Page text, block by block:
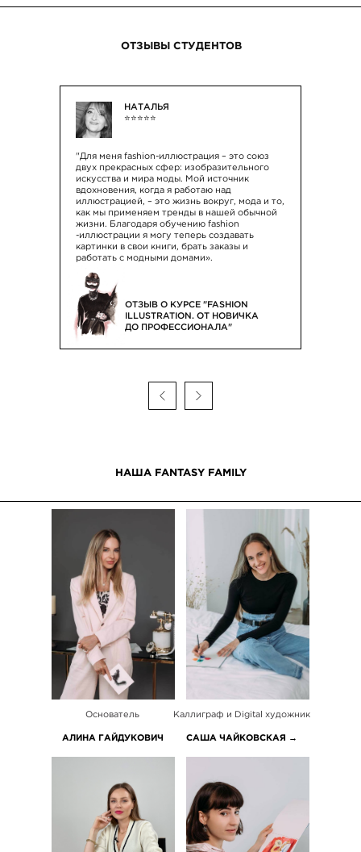
НАТАЛЬЯ
"Для меня fashion-иллюстрация – это союз
двух прекрасных сфер: изобразительного
искусства и мира моды. Мой источник
вдохновения, когда я работаю над
иллюстрацией, – это жизнь вокруг, мода и то,
как мы применяем тренды в нашей обычной
жизни. Благодаря обучению fashion
-иллюстрации я могу теперь создавать
картинки в свои книги, брать заказы и
работать с модными домами».
ОТЗЫВЫ СТУДЕНТОВ
ОТЗЫВ О КУРСЕ "FASHION
ILLUSTRATION. ОТ НОВИЧКА
ДО ПРОФЕССИОНАЛА"
⭐⭐⭐⭐⭐
НАША FANTASY FAMILY
Каллиграф и Digital художник
САША ЧАЙКОВСКАЯ →
Основатель
АЛИНА ГАЙДУКОВИЧ